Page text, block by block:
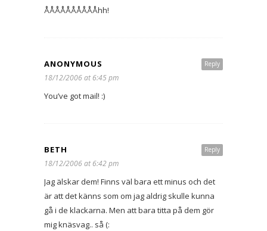
ÅÅÅÅÅÅÅÅÅÅhh!
Reply
ANONYMOUS
18/12/2006 at 6:45 pm
You’ve got mail! :)
Reply
BETH
18/12/2006 at 6:42 pm
Jag älskar dem! Finns väl bara ett minus och det
är att det känns som om jag aldrig skulle kunna
gå i de klackarna. Men att bara titta på dem gör
mig knäsvag.. så (: